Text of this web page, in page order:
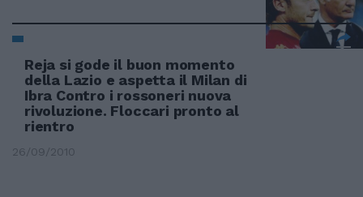
Reja si gode il buon momento
della Lazio e aspetta il Milan di
Ibra Contro i rossoneri nuova
rivoluzione. Floccari pronto al
rientro
26/09/2010